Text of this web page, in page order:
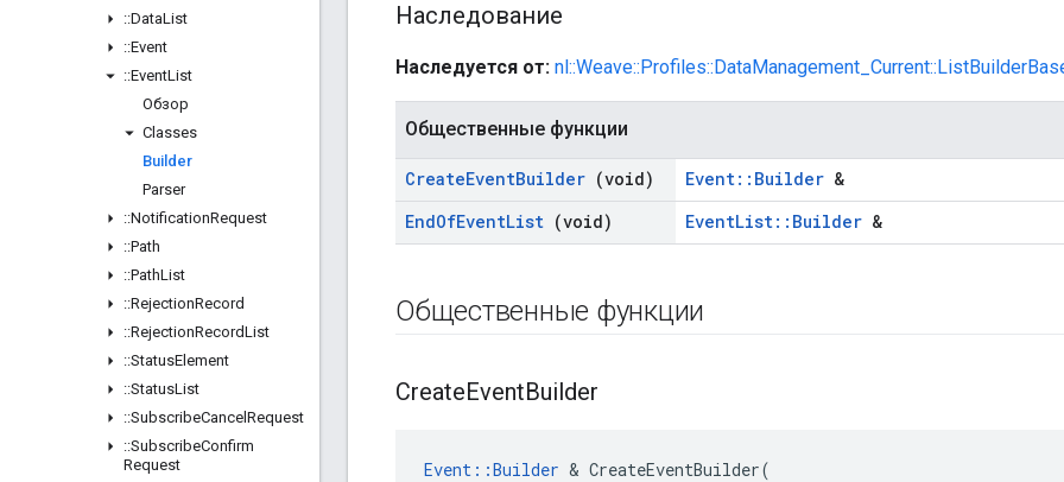
::DataList
::Event
::EventList
Обзор
Classes
Builder
Parser
::NotificationRequest
::Path
::PathList
::RejectionRecord
::RejectionRecordList
::StatusElement
::StatusList
::SubscribeCancel Request
::SubscribeConfirm
Request
Наследование
Наследуется от:
Общественные функции
CreateEventBuilder (void) Event::Builder &
EndOfEventList (void) EventList::Builder &
Общественные функции
CreateEventBuilder
Event::Builder & CreateEventBuilder(